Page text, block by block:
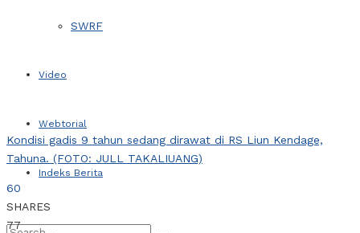
SWRF
Video
Webtorial
Indeks Berita
Kondisi gadis 9 tahun sedang dirawat di RS Liun Kendage,
Tahuna. (FOTO: JULL TAKALIUANG)
60
SHARES
77